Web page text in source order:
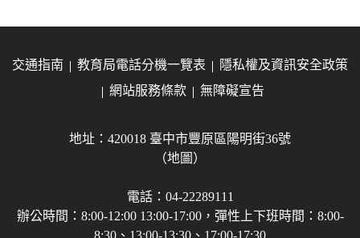
交通指南 教育局電話分機一覽表
隱私權及資訊安全政策
網站服務條款
無障礙宣告
地址：420018 臺中市豐原區陽明街36號
（地圖）
電話：04-22289111
辦公時間：8:00-12:00 13:00-17:00，彈性上下班時間：8:00-